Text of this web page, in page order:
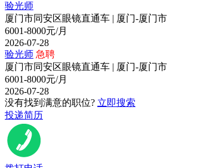
验光师
厦门市同安区眼镜直通车 | 厦门-厦门市
6001-8000元/月
2026-07-28
验光师 急聘
厦门市同安区眼镜直通车 | 厦门-厦门市
6001-8000元/月
2026-07-28
没有找到满意的职位? 立即搜索
投递简历